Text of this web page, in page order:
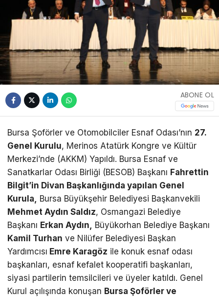
ABONE OL
Bursa Şoförler ve Otomobilciler Esnaf Odası’nın 27.
Genel Kurulu, Merinos Atatürk Kongre ve Kültür
Merkezi’nde (AKKM) Yapıldı. Bursa Esnaf ve
Sanatkarlar Odası Birliği (BESOB) Başkanı Fahrettin
Bilgit’in Divan Başkanlığında yapılan Genel
Kurula, Bursa Büyükşehir Belediyesi Başkanvekili
Mehmet Aydın Saldız, Osmangazi Belediye
Başkanı Erkan Aydın, Büyükorhan Belediye Başkanı
Kamil Turhan ve Nilüfer Belediyesi Başkan
Yardımcısı Emre Karagöz ile konuk esnaf odası
başkanları, esnaf kefalet kooperatifi başkanları,
siyasi partilerin temsilcileri ve üyeler katıldı. Genel
Kurul açılışında konuşan Bursa Şoförler ve